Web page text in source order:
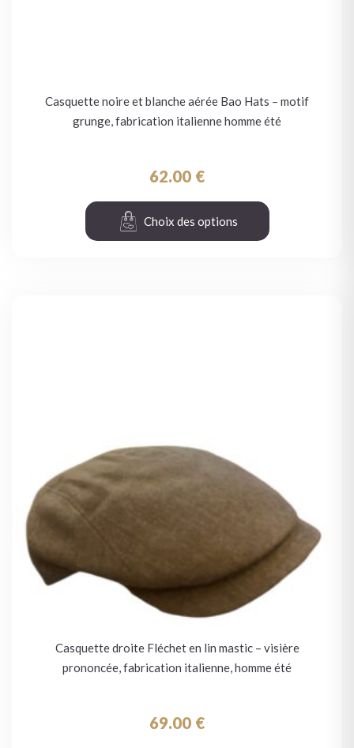
Casquette noire et blanche aérée Bao Hats – motif
grunge, fabrication italienne homme été
62.00 €
Choix des options
Casquette droite Fléchet en lin mastic – visière
prononcée, fabrication italienne, homme été
69.00 €